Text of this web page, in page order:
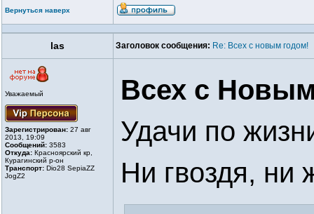
Вернуться наверх
las Заголовок сообщения: Re: Всех с новым годом!
Уважаемый
Зарегистрирован: 27 авг
2013, 19:09
Сообщений: 3583
Откуда: Красноярский кр,
Курагинский р-он
Транспорт: Dio28 SepiaZZ
JogZ2
Всех с
Удачи по
Ни гвоздя, ни